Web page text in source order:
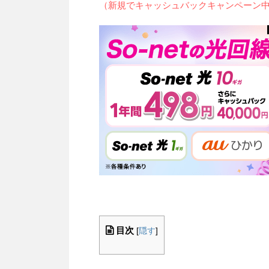
（新規でキャッシュバックキャンペーン
目次 [隠す]